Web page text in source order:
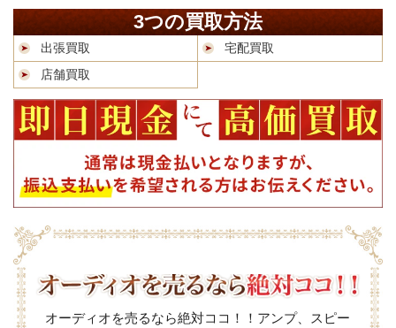
3つの買取方法
出張買取
宅配買取
店舗買取
オーディオを売るなら絶対ココ！！アンプ、スピー